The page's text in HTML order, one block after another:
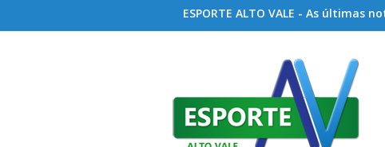
ESPORTE ALTO VALE - As